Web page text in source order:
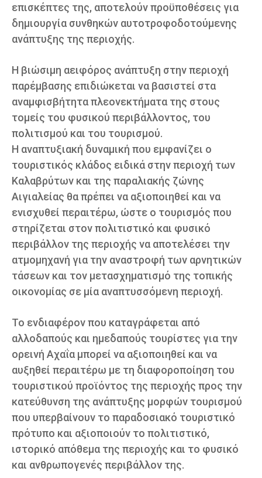
επισκέπτες της, αποτελούν προϋποθέσεις για
δημιουργία συνθηκών αυτοτροφοδοτούμενης
ανάπτυξης της περιοχής.
Η βιώσιμη αειφόρος ανάπτυξη στην περιοχή
παρέμβασης επιδιώκεται να βασιστεί στα
αναμφισβήτητα πλεονεκτήματα της στους
τομείς του φυσικού περιβάλλοντος, του
πολιτισμού και του τουρισμού.
Η αναπτυξιακή δυναμική που εμφανίζει ο
τουριστικός κλάδος ειδικά στην περιοχή των
Καλαβρύτων και της παραλιακής ζώνης
Αιγιαλείας θα πρέπει να αξιοποιηθεί και να
ενισχυθεί περαιτέρω, ώστε ο τουρισμός που
στηρίζεται στον πολιτιστικό και φυσικό
περιβάλλον της περιοχής να αποτελέσει την
ατμομηχανή για την αναστροφή των αρνητικών
τάσεων και τον μετασχηματισμό της τοπικής
οικονομίας σε μία αναπτυσσόμενη περιοχή.
Το ενδιαφέρον που καταγράφεται από
αλλοδαπούς και ημεδαπούς τουρίστες για την
ορεινή Αχαΐα μπορεί να αξιοποιηθεί και να
αυξηθεί περαιτέρω με τη διαφοροποίηση του
τουριστικού προϊόντος της περιοχής προς την
κατεύθυνση της ανάπτυξης μορφών τουρισμού
που υπερβαίνουν το παραδοσιακό τουριστικό
πρότυπο και αξιοποιούν το πολιτιστικό,
ιστορικό απόθεμα της περιοχής και το φυσικό
και ανθρωπογενές περιβάλλον της.